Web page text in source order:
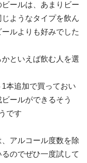
ールは、あまりビー
ようなタイプを飲ん
ルよりも好みでした
といえば飲む人を選
本追加で買っておい
ールができるそう
です
アルコール度数を除
のでぜひ一度試して